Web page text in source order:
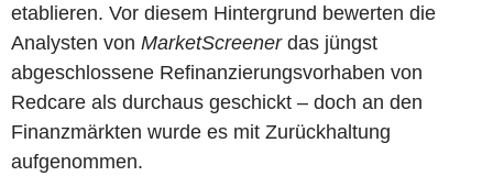
etablieren. Vor diesem Hintergrund bewerten die
Analysten von MarketScreenerdas jüngst
abgeschlossene Refinanzierungsvorhaben von
Redcare als durchaus geschickt – doch an den
Finanzmärkten wurde es mit Zurückhaltung
aufgenommen.